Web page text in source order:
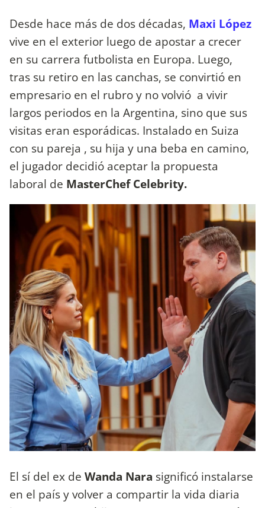
Desde hace más de dos décadas, Maxi López
vive en el exterior luego de apostar a crecer
en su carrera futbolista en Europa. Luego,
tras su retiro en las canchas, se convirtió en
empresario en el rubro y no volvió a vivir
largos periodos en la Argentina, sino que sus
visitas eran esporádicas. Instalado en Suiza
con su pareja , su hija y una beba en camino,
el jugador decidió aceptar la propuesta
laboral de MasterChef Celebrity.
El sí del ex de Wanda Nara significó instalarse
en el país y volver a compartir la vida diaria